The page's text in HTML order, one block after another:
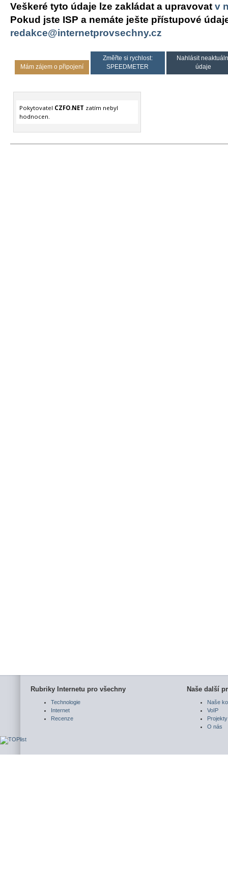
Veškeré tyto údaje lze zakládat a upravovat v
Pokud jste ISP a nemáte ješte přístupové
redakce@internetprovsechny.cz
Mám zájem o připojení
Změřte si rychlost:
SPEEDMETER
Nahlásit
údaje
Pokytovatel CZFO.NET zatím nebyl
hodnocen.
Rubriky Internetu pro všechny
Technologie
Internet
Recenze
Naše další
Naše
VoIP
Projekty
O nás